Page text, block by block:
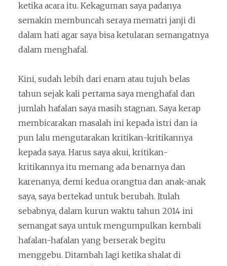
ketika acara itu. Kekaguman saya padanya
semakin membuncah seraya mematri janji di
dalam hati agar saya bisa ketularan semangatnya
dalam menghafal.
Kini, sudah lebih dari enam atau tujuh belas
tahun sejak kali pertama saya menghafal dan
jumlah hafalan saya masih stagnan. Saya kerap
membicarakan masalah ini kepada istri dan ia
pun lalu mengutarakan kritikan-kritikannya
kepada saya. Harus saya akui, kritikan-
kritikannya itu memang ada benarnya dan
karenanya, demi kedua orangtua dan anak-anak
saya, saya bertekad untuk berubah. Itulah
sebabnya, dalam kurun waktu tahun 2014 ini
semangat saya untuk mengumpulkan kembali
hafalan-hafalan yang berserak begitu
menggebu. Ditambah lagi ketika shalat di